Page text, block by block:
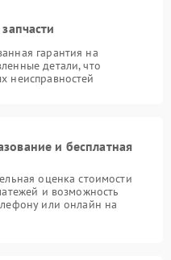
гарантия на
детали, что
неисправностей
и бесплатная
оценка стоимости
и возможность
или онлайн на